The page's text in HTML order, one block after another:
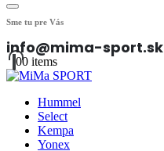
Sme tu pre Vás
info@mima-sport.sk
00 items
Hummel
Select
Kempa
Yonex